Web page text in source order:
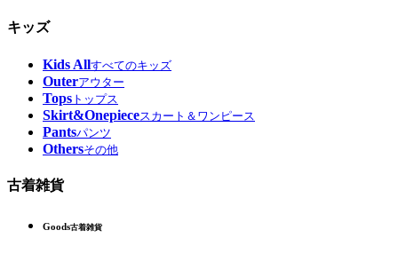
キッズ
Kids Allすべてのキッズ
Outerアウター
Tops トップス
Skirt&Onepieceスカート＆ワンピース
Pantsパンツ
Othersその他
古着雑貨
Goods古着雑貨